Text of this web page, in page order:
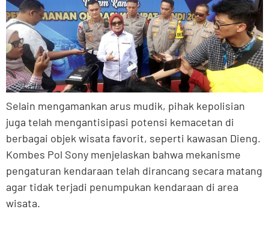
Selain mengamankan arus mudik, pihak kepolisian
juga telah mengantisipasi potensi kemacetan di
berbagai objek wisata favorit, seperti kawasan Dieng.
Kombes Pol Sony menjelaskan bahwa mekanisme
pengaturan kendaraan telah dirancang secara matang
agar tidak terjadi penumpukan kendaraan di area
wisata.